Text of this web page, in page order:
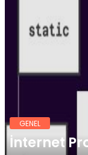
GENEL
İnternet